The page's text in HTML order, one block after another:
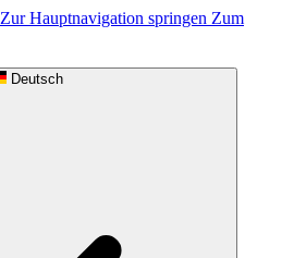
Zur Hauptnavigation springen Zum
Deutsch